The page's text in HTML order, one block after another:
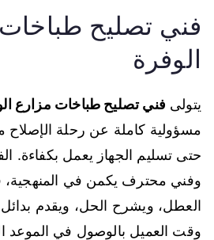
فني تصليح
الوفرة
يتولى فني تصليح طباخات مزارع
مسؤولية كاملة عن رحلة الإصلاح
حتى تسليم الجهاز يعمل بكفاءة.
وفني محترف يكمن في المنهجية،
العطل، ويشرح الحل، ويقدم
وقت العميل بالوصول في الموعد